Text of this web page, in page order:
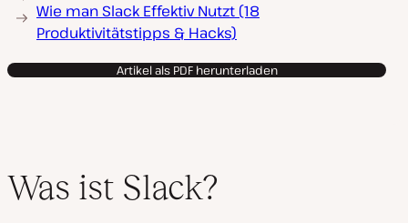
Wie man Slack Effektiv Nutzt (18
Produktivitätstipps & Hacks)
Artikel als PDF herunterladen
Was ist Slack?